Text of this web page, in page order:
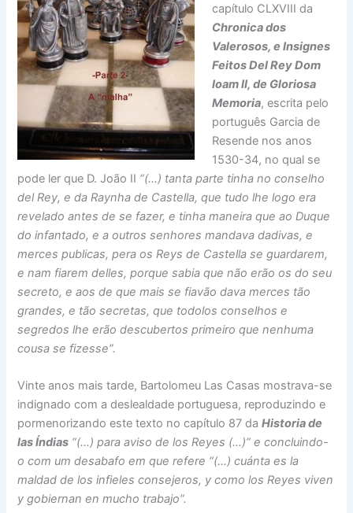
capítulo CLXVIII da
Chronica dos
Valerosos, e Insignes
Feitos Del Rey Dom
Ioam II, de Gloriosa
Memoria, escrita pelo
português Garcia de
Resende nos anos
1530-34, no qual se
pode ler que D. João II “(…) tanta parte tinha no conselho
del Rey, e da Raynha de Castella, que tudo lhe logo era
revelado antes de se fazer, e tinha maneira que ao Duque
do infantado, e a outros senhores mandava dadivas, e
merces publicas, pera os Reys de Castella se guardarem,
e nam fiarem delles, porque sabia que não erão os do seu
secreto, e aos de que mais se fiavão dava merces tão
grandes, e tão secretas, que todolos conselhos e
segredos lhe erão descubertos primeiro que nenhuma
cousa se fizesse”.
Vinte anos mais tarde, Bartolomeu Las Casas mostrava-se
indignado com a deslealdade portuguesa, reproduzindo e
pormenorizando este texto no capítulo 87 daHistoria de
las Índias “(…) para aviso de los Reyes (…)” e concluindo-
o com um desabafo em que refere “(…) cuánta es la
maldad de los infieles consejeros, y como los Reyes viven
y gobiernan en mucho trabajo”.